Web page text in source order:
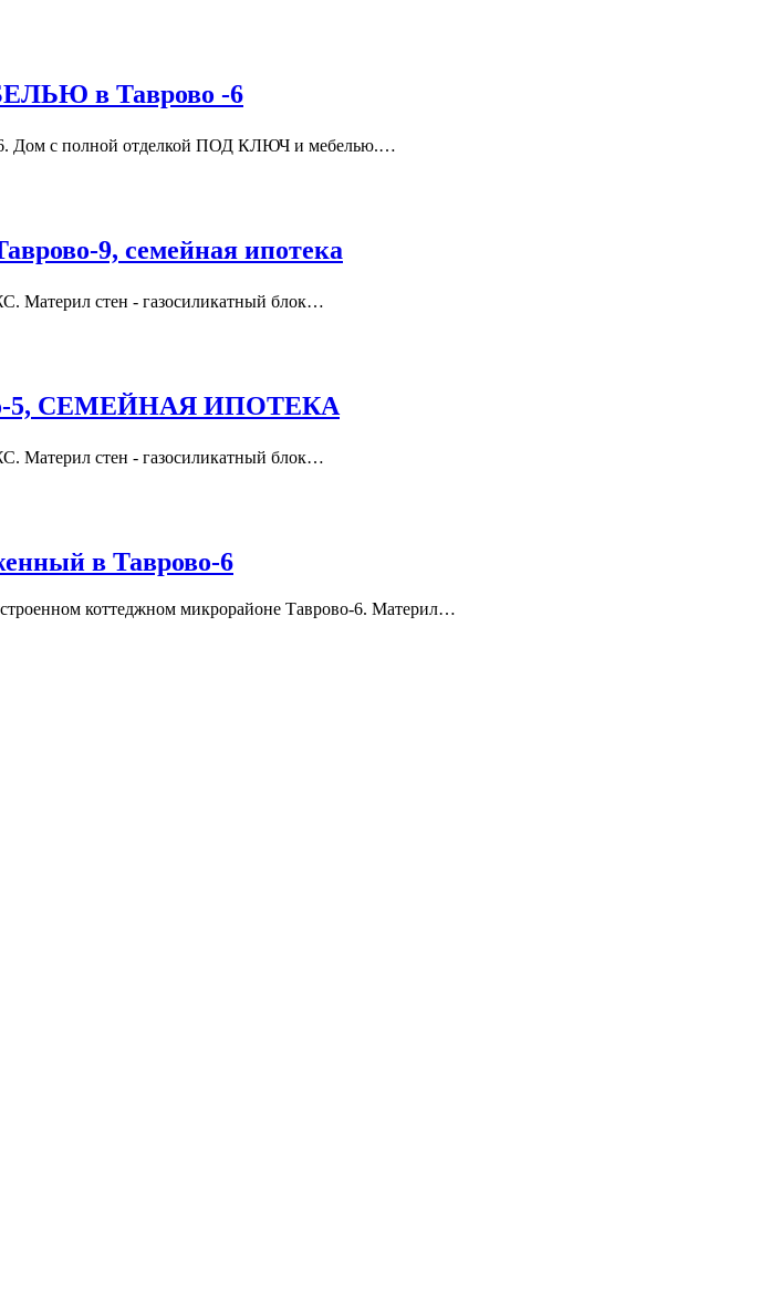
в Таврово -6
6. Дом с полной отделкой ПОД КЛЮЧ и мебелью.…
9, семейная ипотека
Материл стен - газосиликатный блок…
5, СЕМЕЙНАЯ ИПОТЕКА
Материл стен - газосиликатный блок…
в Таврово-6
коттеджном микрорайоне Таврово-6. Материл…